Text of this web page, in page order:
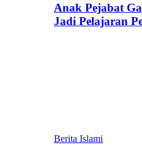
Anak Pejabat
Jadi Pelajaran
Berita Islami